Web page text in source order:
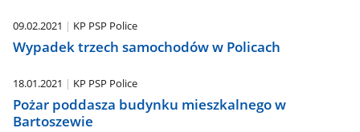
09.02.2021 KP PSP Police
Wypadek trzech samochodów w Policach
18.01.2021 KP PSP Police
Pożar poddasza budynku mieszkalnego w
Bartoszewie